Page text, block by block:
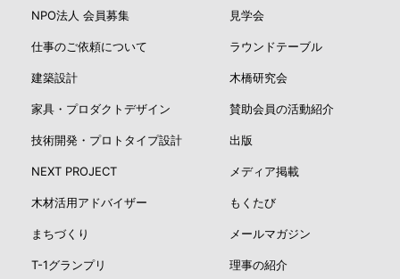
NPO法人 会員募集
仕事のご依頼について
建築設計
家具・プロダクトデザイン
技術開発・プロトタイプ設計
NEXT PROJECT
木材活用アドバイザー
まちづくり
T-1グランプリ
見学会
ラウンドテーブル
木橋研究会
賛助会員の活動紹介
出版
メディア掲載
もくたび
メールマガジン
理事の紹介